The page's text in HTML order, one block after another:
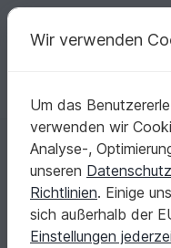
Deine kreativen
Deutsch | €
Wollness
Verifiziert
Kontakt |
Wir verwenden
Um das
verwenden wir
Analyse-,
unseren
Richtlinien. Einige
sich außerhalb der
Einstellungen